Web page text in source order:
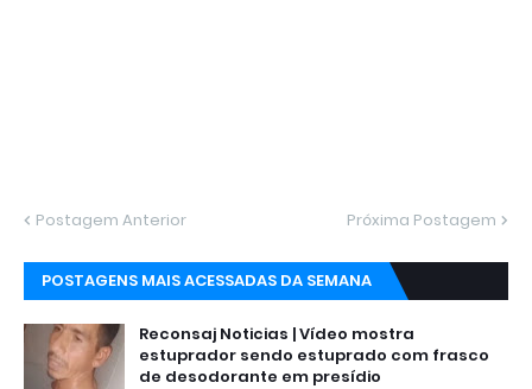
Postagem Anterior Próxima Postagem
POSTAGENS MAIS ACESSADAS DA SEMANA
Reconsaj Noticias | Vídeo mostra
estuprador sendo estuprado com frasco
de desodorante em presídio